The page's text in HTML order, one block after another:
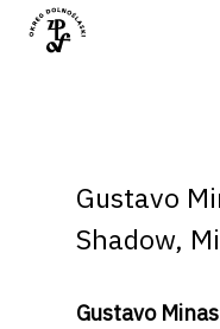
Gustavo
Shadow,
Gustavo